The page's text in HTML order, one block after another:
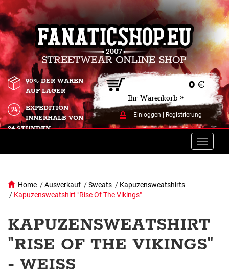
0 €
Ihr Warenkorb »
Einloggen Registrierung
90% DER WAREN
AUF LAGER
EXPEDITION
INNERHALB VON
24 STUNDEN.
Toggle
Home /Ausverkauf /Sweats / Kapuzensweatshirts
/ Kapuzensweatshirt "Rise Of The Vikings"
KAPUZENSWEATSHIRT
"RISE OF THE VIKINGS"
- WEISS